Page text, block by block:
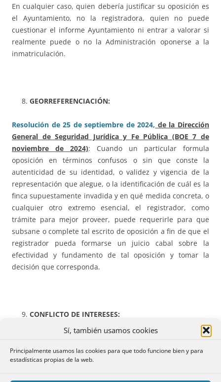
Sí, también usamos cookies
Principalmente usamos las cookies para que todo funcione bien y para
estadísticas propias de la web.
En cualquier caso, quien debería justificar su oposición es
el Ayuntamiento, no la registradora, quien no puede
cuestionar el informe Ayuntamiento ni entrar a valorar si
realmente puede o no la Administración oponerse a la
inmatriculación.
GEORREFERENCIACIÓN:
Resolución de 25 de septiembre de 2024, de la Dirección
General de Seguridad Jurídica y Fe Pública (BOE 7 de
noviembre de 2024): Cuando un particular formula
oposición en términos confusos o sin que conste la
autenticidad de su identidad, o validez y vigencia de la
representación que alegue, o la identificación de cuál es la
finca supuestamente invadida y en qué medida concreta, o
cualquier otro extremo esencial, el registrador, como
trámite para mejor proveer, puede requerirle para que
subsane o complete tal escrito de oposición a fin de que el
registrador pueda formarse un juicio cabal sobre la
efectividad y fundamento de tal oposición y tomar la
decisión que corresponda.
CONFLICTO DE INTERESES:
de la Dirección General
de SeguridadJurídica y Fe Pública (BOE 21 de noviembre
de 2024): No puede darse por sentado que siempre que en